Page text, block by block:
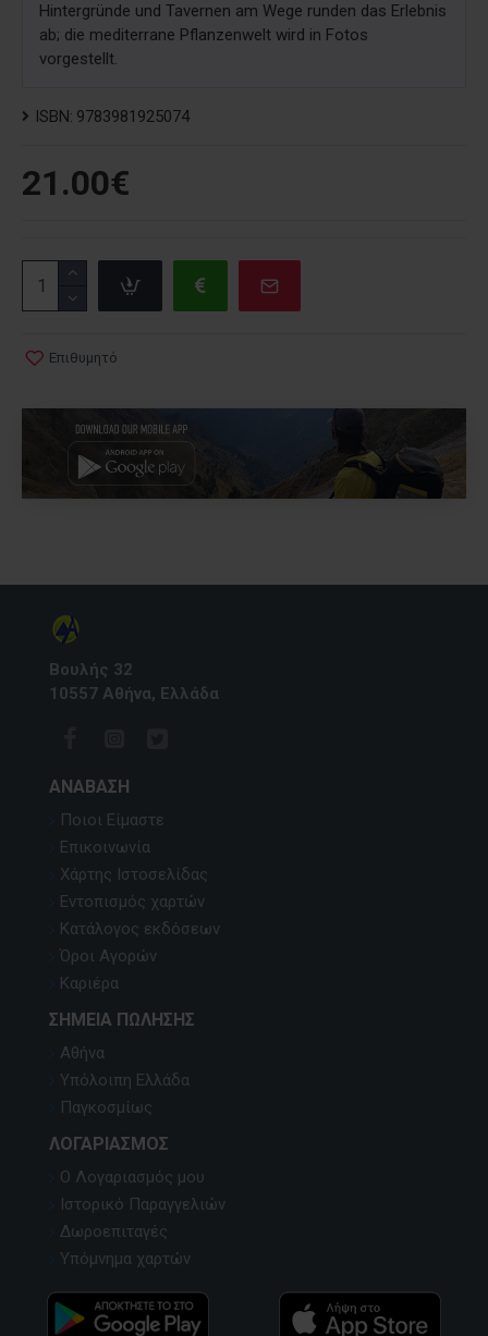
Hintergründe und Tavernen am Wege runden das Erlebnis
ab; die mediterrane Pflanzenwelt wird in Fotos
vorgestellt.
ISBN: 9783981925074
21.00€
Επιθυμητό
Βουλής 32
10557 Αθήνα, Ελλάδα
ΑΝΆΒΑΣΗ
Ποιοι Είμαστε
Επικοινωνία
Χάρτης Ιστοσελίδας
Εντοπισμός χαρτών
Κατάλογος εκδόσεων
Όροι Αγορών
Καριέρα
ΣΗΜΕΊΑ ΠΏΛΗΣΗΣ
Αθήνα
Υπόλοιπη Ελλάδα
Παγκοσμίως
ΛΟΓΑΡΙΑΣΜΌΣ
Ο Λογαριασμός μου
Ιστορικό Παραγγελιών
Δωροεπιταγές
Υπόμνημα χαρτών